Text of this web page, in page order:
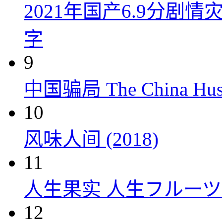
2021年国产6.9分剧情
字
9
中国骗局 The China
10
风味人间 (2018)
11
人生果实 人生フルー
12